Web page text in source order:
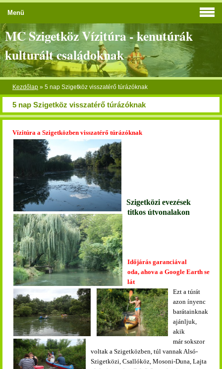
MC Szigetköz Vízitúra - kenutúrák
kulturált családoknak
Kezdőlap » 5 nap Szigetköz visszatérő túrázóknak
5 nap Szigetköz visszatérő túrázóknak
Vízitúra a Szigetközben visszatérő túrázóknak
Szigetközi evezések
titkos útvonalakon
Időjárás garanciával
oda, ahova a Google Earth se
lát
Ezt a túrát
azon ínyenc
barátainknak
ajánljuk,
akik
már sokszor
voltak a Szigetközben, túl vannak Alsó-
Szigetközi, Csallóköz, Mosoni-Duna, Lajta
Menü